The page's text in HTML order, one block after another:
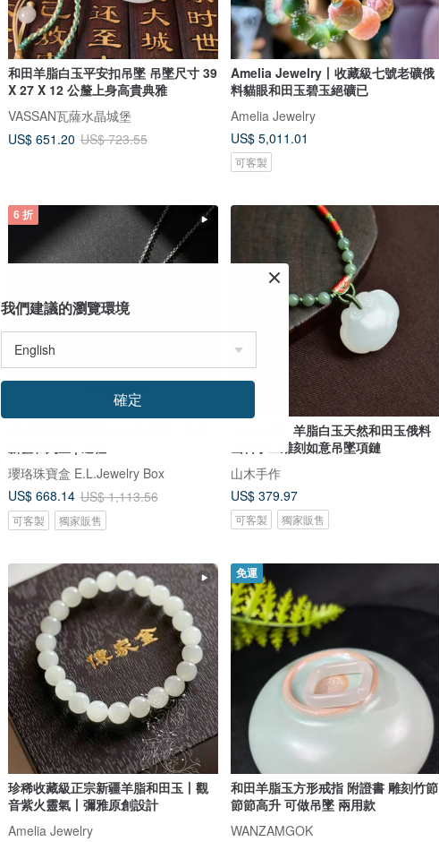
和田羊脂白玉平安扣吊墜 吊墜尺寸 39
X 27 X 12 公釐上身高貴典雅
VASSAN瓦薩水晶城堡
US$ 651.20 US$ 723.55
Amelia Jewelry丨收藏級七號老礦俄
料貓眼和田玉碧玉絕礦已
Amelia Jewelry
US$ 5,011.01
可客製
6 折
瓔珞珠寶盒 E.L.Jewelry Box
US$ 668.14 US$ 1,113.56
可客製 獨家販售
【白如意】羊脂白玉天然和田玉俄料
山料手工雕刻如意吊墜項鏈
山木手作
US$ 379.97
可客製 獨家販售
珍稀收藏級正宗新疆羊脂和田玉丨觀
音紫火靈氣丨彌雅原創設計
Amelia Jewelry
免運
和田羊脂玉方形戒指 附證書 雕刻竹節
節節高升 可做吊墜 兩用款
WANZAMGOK
我們建議的瀏覽環境
確定